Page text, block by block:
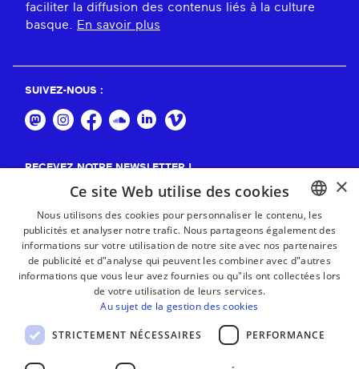
faciliter la diffusion des contenus liés à la culture
basque. En savoir plus
SUIVEZ-NOUS :
RECEVEZ NOTRE NEWSLETTER !
BASQUE
FRENCH
×
Ce site Web utilise des cookies
Nous utilisons des cookies pour personnaliser le contenu, les
publicités et analyser notre trafic. Nous partageons également des
informations sur votre utilisation de notre site avec nos partenaires
de publicité et d"analyse qui peuvent les combiner avec d"autres
informations que vous leur avez fournies ou qu"ils ont collectées lors
de votre utilisation de leurs services.
Au sujet de la gestion des cookies
STRICTEMENT NÉCESSAIRES PERFORMANCE